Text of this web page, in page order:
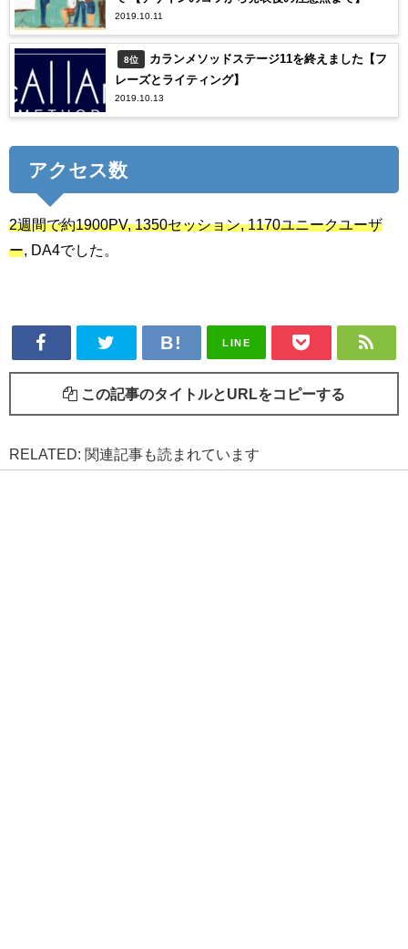
2019.10.11
8位
カランメソッドステージ11を終えました【フ
レーズとライティング】
2019.10.13
アクセス数
2週間で約1900PV, 1350セッション, 1170ユニークユーザ
ー , DA4でした。
LINE
この記事のタイトルとURLをコピーする
RELATED: 関連記事も読まれています